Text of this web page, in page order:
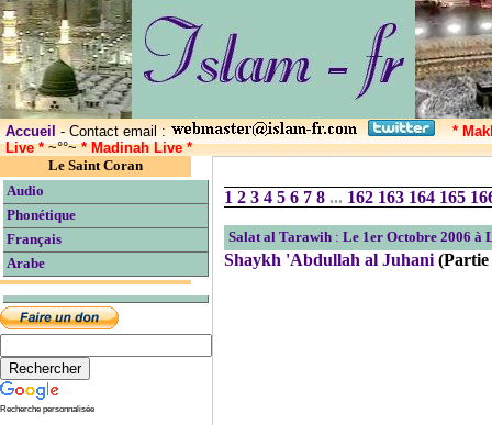
Accueil- Contact email :
*
Live *~°°~* Madinah Live *
Le Saint Coran
Audio
Phonétique
Français
Arabe
Recherche personnalisée
1 2 3 4 5 6 7 8 ... 162 163 164 165
Salat al Tarawih : Le 1er Octobre 2006 à
Shaykh 'Abdullah al Juhani (Partie